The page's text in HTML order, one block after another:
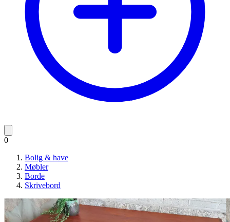
0
Bolig & have
Møbler
Borde
Skrivebord